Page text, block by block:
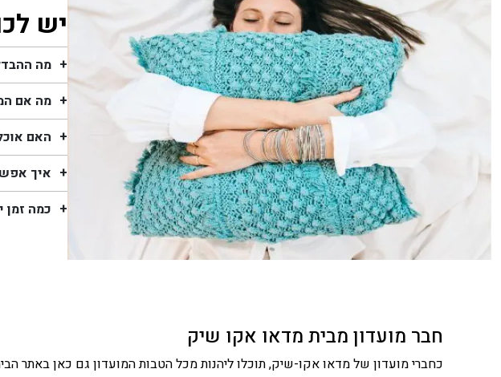
יש
מה
מה אם
האם
איך
כמה זמן
חבר מועדון מבית מדאו אקו שיק
כחברי מועדון של מדאו אקו-שיק, תוכלו ליהנות מכל הטבות המועדון גם כאן באתר